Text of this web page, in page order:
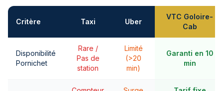
Critère Taxi Uber
VTC Goloire-
Cab
Disponibilité
Pornichet
Rare /
Pas de
station
Limité
(>20
min)
Garanti en 10
min